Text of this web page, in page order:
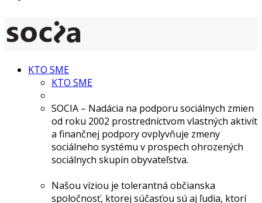
KTO SME
KTO SME
SOCIA – Nadácia na podporu sociálnych zmien
od roku 2002 prostredníctvom vlastných aktivít
a finančnej podpory ovplyvňuje zmeny
sociálneho systému v prospech ohrozených
sociálnych skupín obyvateľstva.
Našou víziou je tolerantná občianska
spoločnosť, ktorej súčasťou sú aj ľudia, ktorí